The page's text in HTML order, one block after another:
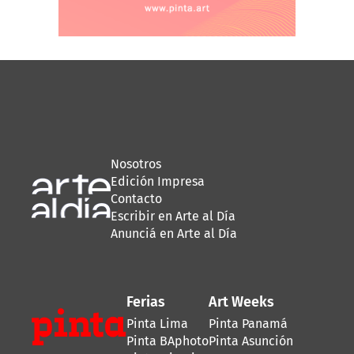
Nosotros
Edición Impresa
Contacto
Escribir en Arte al Día
Anunciá en Arte al Día
Ferias
Pinta Lima
Pinta BAphoto
Art Weeks
Pinta Panamá
Pinta Asunción